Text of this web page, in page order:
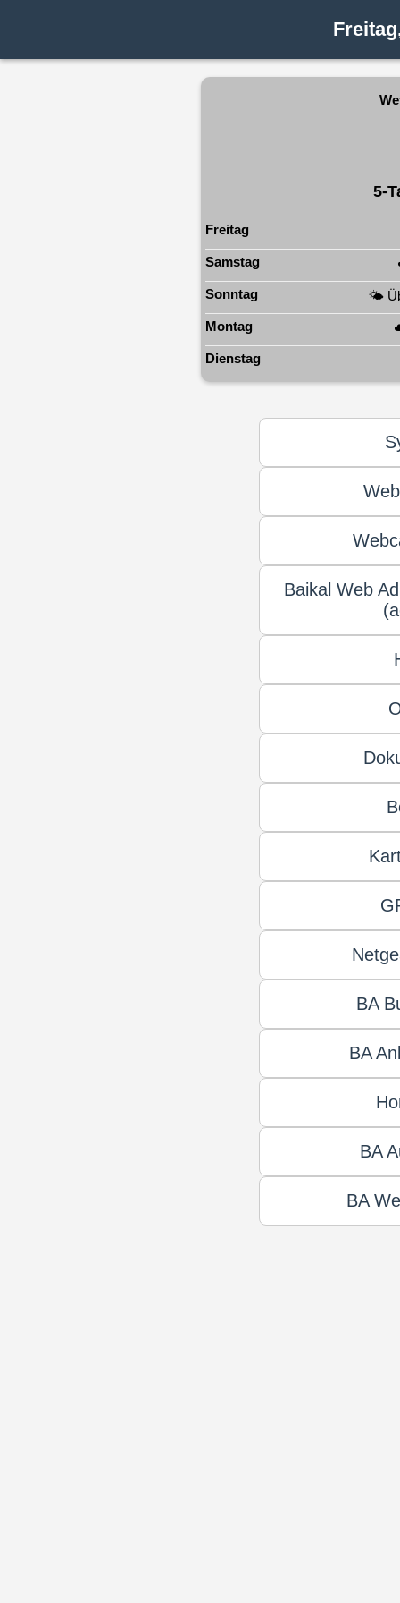
Freitag
Samstag
Sonntag
🌤️
Montag
Dienstag
Baikal Web
BA
BA
BA
BA